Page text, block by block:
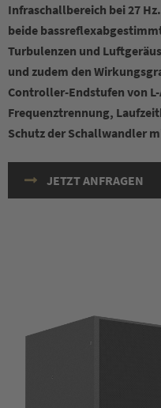
Infraschallbereich bei 27
beide
Turbulenzen und
und zudem den
Controller-Endstufen von
Frequenztrennung,
Schutz der Schallwandler
JETZT ANFRAGEN